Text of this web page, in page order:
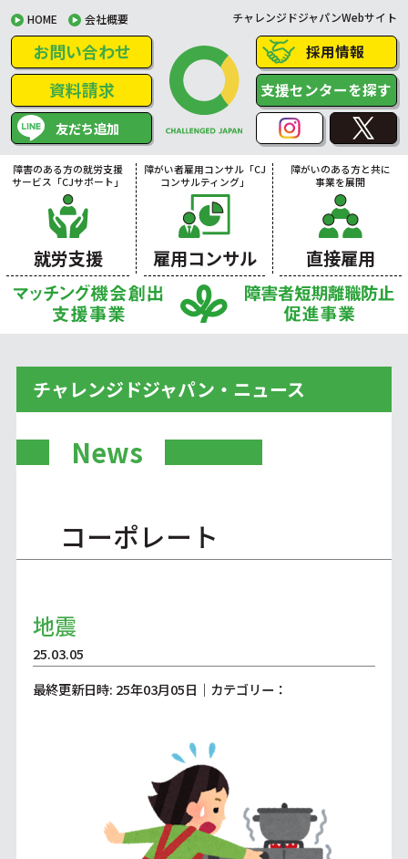
HOME 会社概要 チャレンジドジャパンWebサイト
お問い合わせ
資料請求
友だち追加
採用情報
支援センターを探す
障害のある方の就労支援
サービス「CJサポート」
就労支援
障がい者雇用コンサル「CJ
コンサルティング」
雇用コンサル
障がいのある方と共に
事業を展開
直接雇用
チャレンジドジャパン・ニュース
News
コーポレート
地震
25.03.05
最終更新日時: 25年03月05日｜カテゴリー：